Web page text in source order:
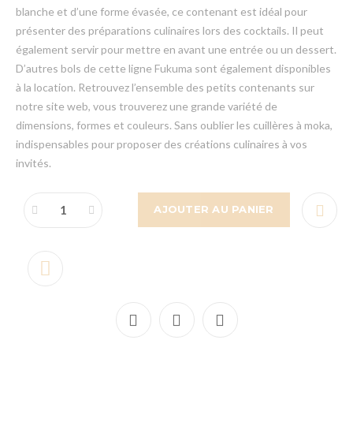
blanche et d’une forme évasée, ce contenant est idéal pour
présenter des préparations culinaires lors des cocktails. Il peut
également servir pour mettre en avant une entrée ou un dessert.
D’autres bols de cette ligne Fukuma sont également disponibles
à la location. Retrouvez l’ensemble des petits contenants sur
notre site web, vous trouverez une grande variété de
dimensions, formes et couleurs. Sans oublier les cuillères à moka,
indispensables pour proposer des créations culinaires à vos
invités.
AJOUTER AU PANIER